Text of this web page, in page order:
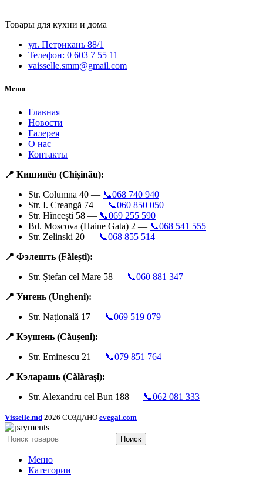
Товары для кухни и дома
ул. Петрикань 88/1
Телефон: 0 603 7 55 11
vaisselle.smm@gmail.com
Меню
Главная
Новости
Галерея
О нас
Контакты
📍 Кишинёв (Chișinău):
Str. Columna 40 — 📞068 740 940
Str. I. Creangă 74 — 📞060 850 050
Str. Hîncești 58 — 📞069 255 590
Bd. Moscova (Haine Gata) 2 — 📞068 541 555
Str. Zelinski 20 — 📞068 855 514
📍 Фэлешть (Fălești):
Str. Ștefan cel Mare 58 — 📞060 881 347
📍 Унгень (Ungheni):
Str. Națională 17 — 📞069 519 079
📍 Кэушень (Căușeni):
Str. Eminescu 21 — 📞079 851 764
📍 Кэларашь (Călărași):
Str. Alexandru cel Bun 188 — 📞062 081 333
Visselle.md 2026 СОЗДАНО evegal.com
Поиск
Меню
Категории